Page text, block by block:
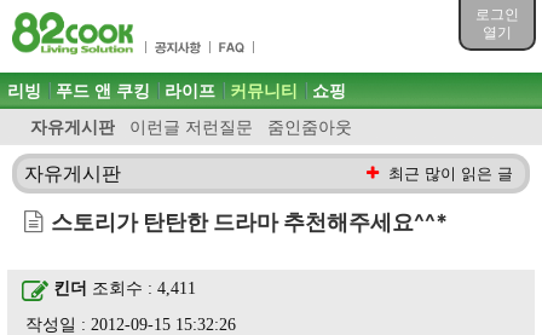
로그인
열기
목차
주메뉴 바로가기
컨텐츠 바로가기
검색 바로가기
로그인 바로가기
주메뉴
리빙 푸드 앤 쿠킹 라이프 커뮤니티
자유게시판 이런글 저런질문 줌인줌아웃
쇼핑
자유게시판 최근 많이 읽은 글
스토리가 탄탄한 드라마 추천해주세요^^*
킨더 조회수 : 4,411
작성일 : 2012-09-15 15:32:26